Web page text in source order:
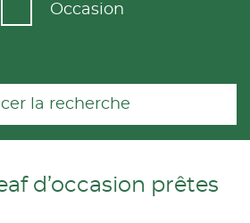
Occasion
la recherche
d’occasion prêtes